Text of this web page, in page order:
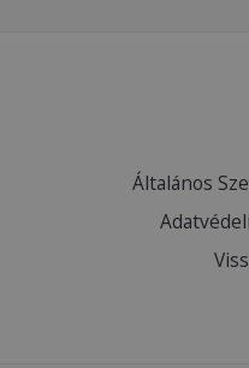
Általános